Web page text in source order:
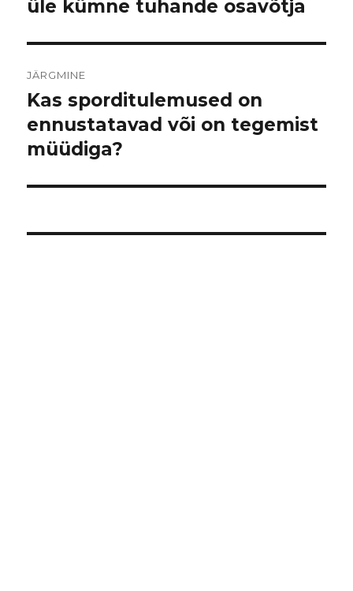
üle kümne tuhande osavõtja
JÄRGMINE
Järgmine
postitus:
Kas sporditulemused on
ennustatavad või on tegemist
müüdiga?